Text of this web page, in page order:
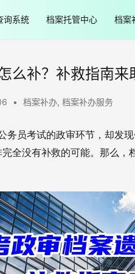
询系统 档案托管中心 档案
么补？补救指南来
• 档案补办, 档案补办服务
全没有补救的可能。那么